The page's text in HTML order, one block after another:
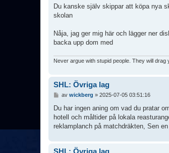
Du kanske själv skippar att köpa nya
skolan
Nåja, jag ger mig här och lägger ner
backa upp dom med
Never argue with stupid people. They will
SHL: Övriga lag
ä
g
g
av wickberg » 2025-07-05 03:51:16
Du har ingen aning om vad du pratar
hotell och måltider på lokala
reklamplanch på matchdräkten, Sen